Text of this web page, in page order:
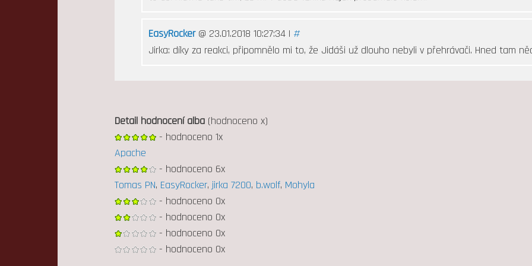
EasyRocker@ 23.01.2018 10:27:34 | #
Jirka: díky za reakci, připomnělo mi to, že Jidáši už dlouho nebyli v přehrávači. Hned tam
Detail hodnocení alba(hodnoceno x)
- hodnoceno 1x
Apache
- hodnoceno 6x
Tomas PN, EasyRocker, jirka 7200, b.wolf, Mohyla
- hodnoceno 0x
- hodnoceno 0x
- hodnoceno 0x
- hodnoceno 0x